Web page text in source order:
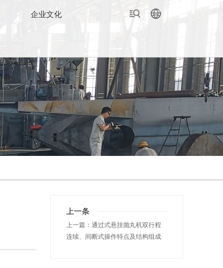
企业文化
上一篇：通过式悬挂抛丸机双行程
连续、间断式操作特点及结构组成
上一条